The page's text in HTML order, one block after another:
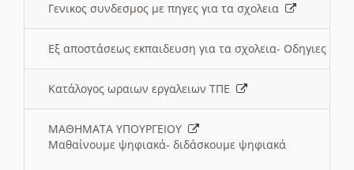
Γενικος συνδεσμος με πηγες για τα σχολεια
Εξ αποστάσεως εκπαιδευση για τα σχολεια- Οδηγιες
Κατάλογος ωραιων εργαλειων ΤΠΕ
ΜΑΘΗΜΑΤΑ ΥΠΟΥΡΓΕΙΟΥ
Μαθαίνουμε ψηφιακά- διδάσκουμε ψηφιακά